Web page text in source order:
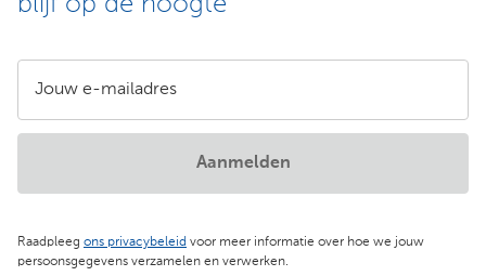
blijf op de hoogte
Jouw e-mailadres
Raadpleeg ons privacybeleid voor meer informatie over hoe we jouw
persoonsgegevens verzamelen en verwerken.
Aanmelden